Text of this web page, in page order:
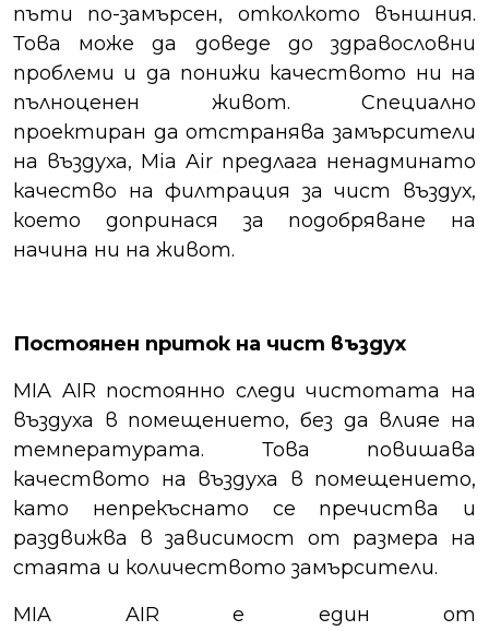
пъти по-замърсен, отколкото външния.
Това може да доведе до здравословни
проблеми и да понижи качеството ни на
пълноценен живот. Специално
проектиран да отстранява замърсители
на въздуха, Mia Air предлага ненадминато
качество на филтрация за чист въздух,
което допринася за подобряване на
начина ни на живот.
Постоянен приток на чист въздух
MIA AIR постоянно следи чистотата на
въздуха в помещението, без да влияе на
температурата. Това повишава
качеството на въздуха в помещението,
като непрекъснато се пречиства и
раздвижва в зависимост от размера на
стаята и количеството замърсители.
MIA AIR е един от